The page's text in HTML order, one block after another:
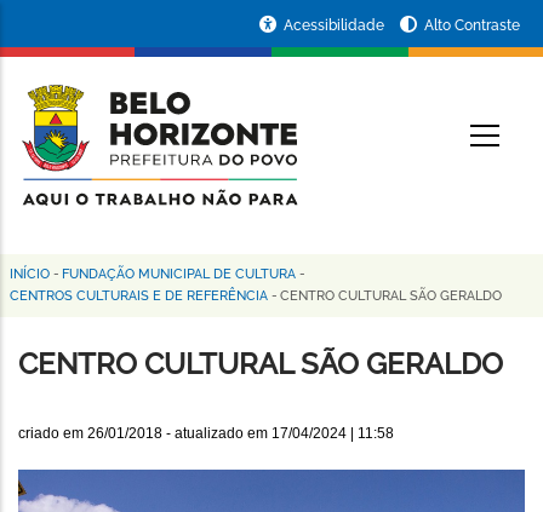
conteúdo
principal
da
Prefeitura
de
Horizonte
Acessibilidade Alto Contraste
Trilha
navegação
INÍCIO - FUNDAÇÃO MUNICIPAL DE CULTURA -
CENTROS CULTURAIS E DE REFERÊNCIA - CENTRO CULTURAL SÃO GERALDO
CENTRO CULTURAL SÃO GERALDO
criado em 26/01/2018 - atualizado em 17/04/2024 | 11:58